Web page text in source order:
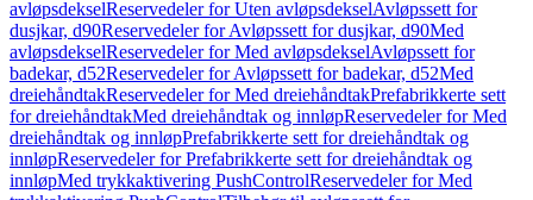
avløpsdekselReservedeler for Uten avløpsdekselAvløpssett for
dusjkar, d90Reservedeler for Avløpssett for dusjkar, d90Med
avløpsdekselReservedeler for Med avløpsdekselAvløpssett for
badekar, d52Reservedeler for Avløpssett for badekar, d52Med
dreiehåndtakReservedeler for Med dreiehåndtakPrefabrikkerte sett
for dreiehåndtakMed dreiehåndtak og innløpReservedeler for Med
dreiehåndtak og innløpPrefabrikkerte sett for dreiehåndtak og
innløpReservedeler for Prefabrikkerte sett for dreiehåndtak og
innløpMed trykkaktivering PushControlReservedeler for Med